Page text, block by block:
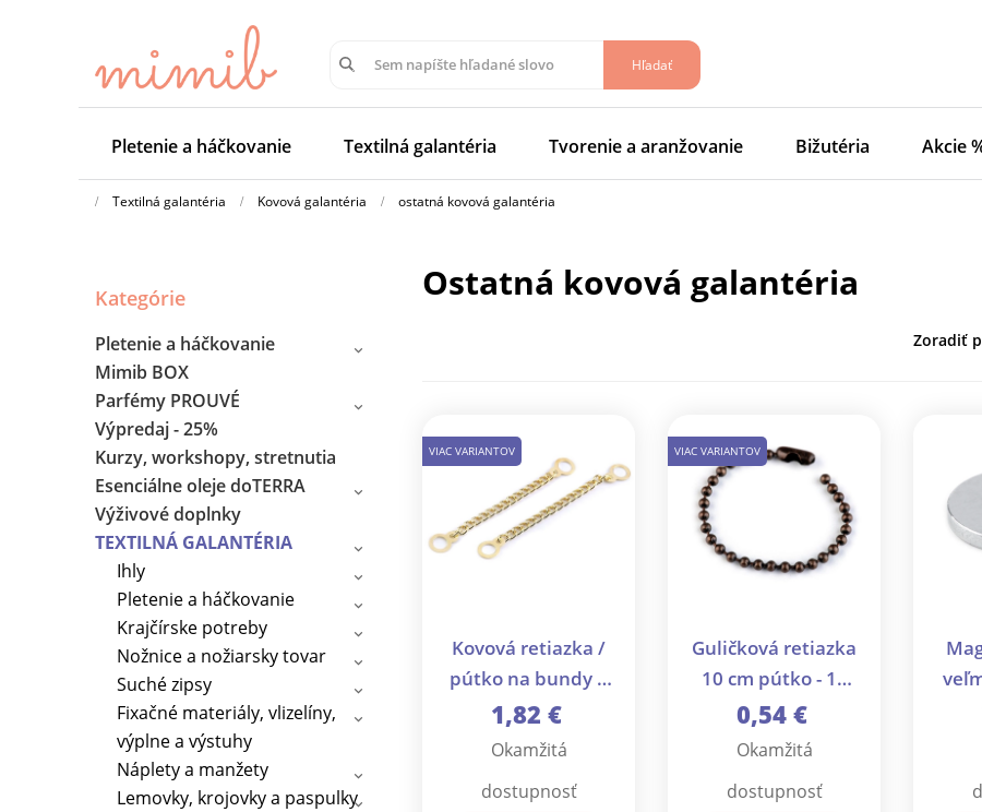
Hľadať
Pletenie a háčkovanie Textilná galantéria Tvorenie a aranžovanie Bižutéria Akcie
Textilná galantéria Kovová galantéria ostatná kovová galantéria
Kategórie
Pletenie a háčkovanie
Mimib BOX
Parfémy PROUVÉ
Výpredaj - 25%
Kurzy, workshopy, stretnutia
Esenciálne oleje doTERRA
Výživové doplnky
TEXTILNÁ GALANTÉRIA
Ihly
Pletenie a háčkovanie
Krajčírske potreby
Nožnice a nožiarsky tovar
Suché zipsy
Fixačné materiály, vlizelíny,
výplne a výstuhy
Náplety a manžety
Lemovky, krojovky a paspulky
ostatná kovová galantéria
Zoradiť
VIAC VARIANTOV
Kovová retiazka /
pútko na bundy a
kabáty - 5 ks
1,82 €
Okamžitá
dostupnosť
VIAC VARIANTOV
Guličková retiazka
10 cm pútko - 10
ks
0,54 €
Okamžitá
dostupnosť